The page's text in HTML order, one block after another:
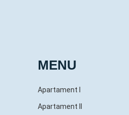
MENU
Apartament I
Apartament II